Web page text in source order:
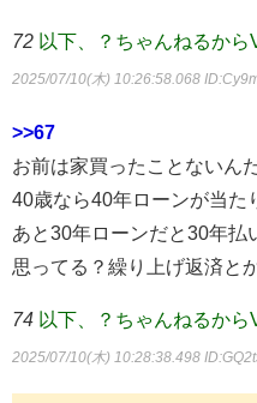
72 以下、？ちゃんねるか
2025/07/10(木) 10:26:58.068
>>67
お前は家買ったことないん
40歳なら40年ローンが当た
あと30年ローンだと30年払
思ってる？繰り上げ返済と
74 以下、？ちゃんねるか
2025/07/10(木) 10:28:38.498